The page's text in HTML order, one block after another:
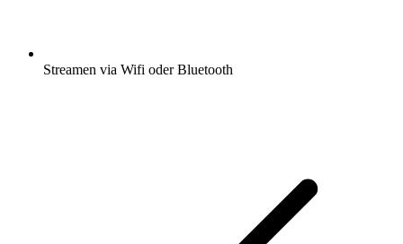
Streamen via Wifi oder Bluetooth